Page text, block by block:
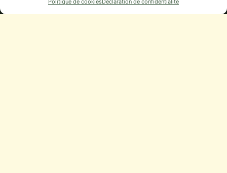
Politique de cookiesDéclaration de confidentialité
DÉLIBÉRATIONS, PROCÈS-VERBAUX